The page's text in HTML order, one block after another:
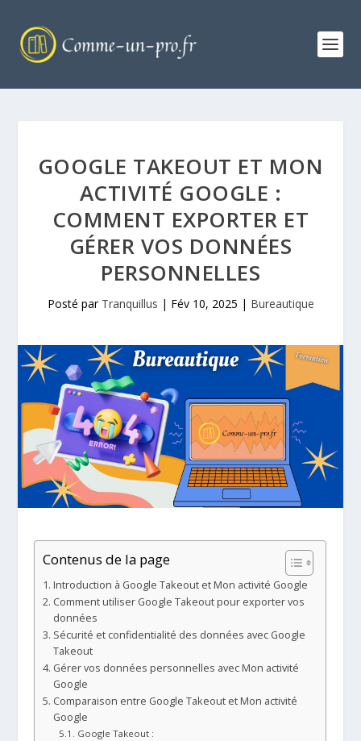
GOOGLE TAKEOUT ET MON
ACTIVITÉ GOOGLE :
COMMENT EXPORTER ET
GÉRER VOS DONNÉES
PERSONNELLES
Posté par Tranquillus | Fév 10, 2025 | Bureautique
Contenus de la page
Introduction à Google Takeout et Mon activité Google
Comment utiliser Google Takeout pour exporter vos
données
Sécurité et confidentialité des données avec Google
Takeout
Gérer vos données personnelles avec Mon activité
Google
Comparaison entre Google Takeout et Mon activité
Google
Google Takeout :